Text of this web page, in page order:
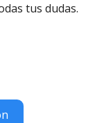
tus dudas.